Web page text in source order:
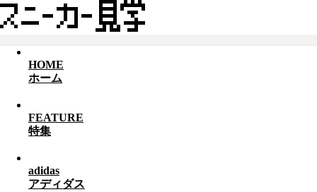
HOME
ホーム
FEATURE
特集
adidas
アディダス